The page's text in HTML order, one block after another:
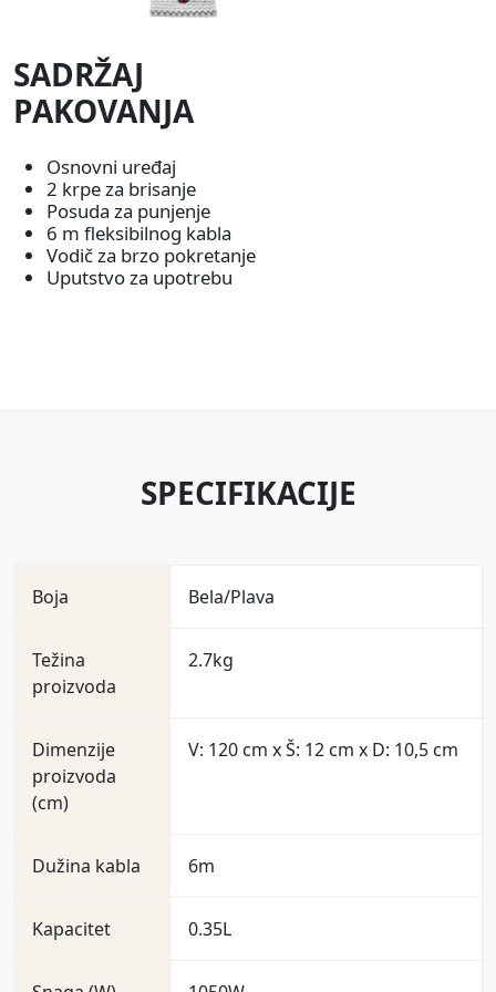
SADRŽAJ
PAKOVANJA
Osnovni uređaj
2 krpe za brisanje
Posuda za punjenje
6 m fleksibilnog kabla
Vodič za brzo pokretanje
Uputstvo za upotrebu
SPECIFIKACIJE
Boja Bela/Plava
Težina
proizvoda
2.7kg
Dimenzije
proizvoda
(cm)
V: 120 cm x Š: 12 cm x D: 10,5 cm
Dužina kabla 6m
Kapacitet 0.35L